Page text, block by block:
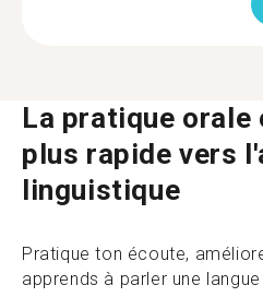
La pratique orale
plus rapide vers
linguistique
Pratique ton écoute,
apprends à parler une